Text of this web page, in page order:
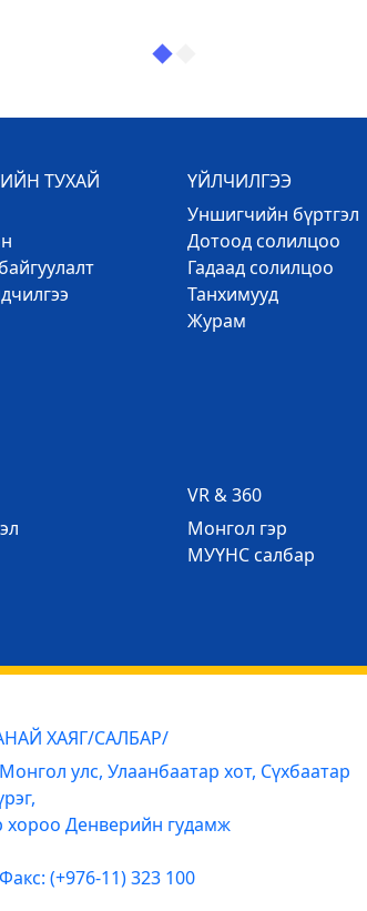
ТУХАЙ
ҮЙЛЧИЛГЭЭ
Уншигчийн бүртгэл
Дотоод солилцоо
Гадаад солилцоо
Танхимууд
Журам
VR & 360
Mонгол гэр
МУҮНС салбар
ХАЯГ/САЛБАР/
Mонгол улс, Улаанбаатар хот, Сүхбаатар
хороо Денверийн гудамж
Факс: (+976-11) 323 100